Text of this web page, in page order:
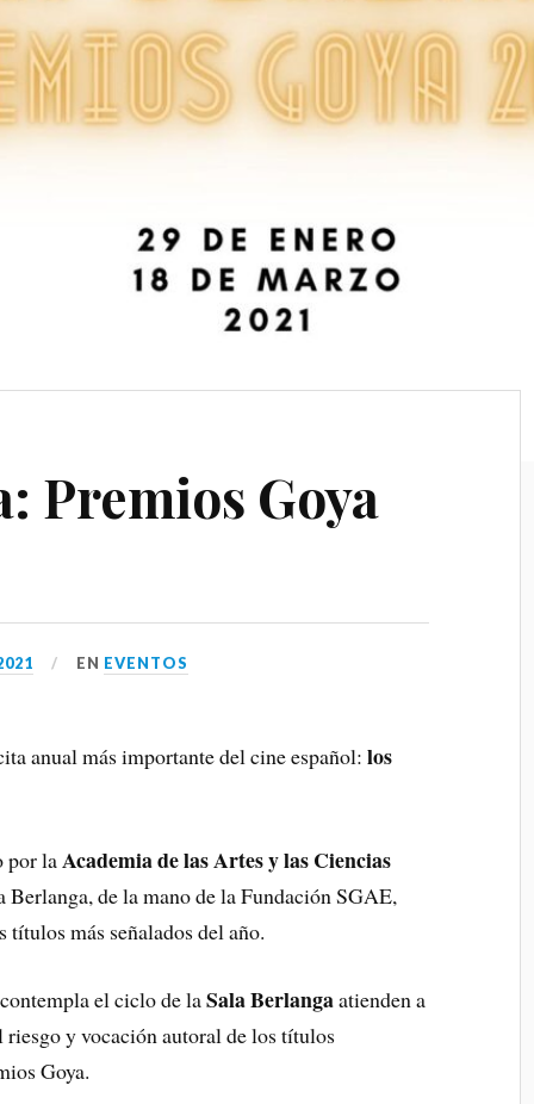
Premios Goya
EN EVENTOS
anual más importante del cine español:los
por laAcademia de las Artes y las Ciencias
Berlanga, de la mano de la Fundación SGAE,
títulos más señalados del año.
el ciclo de laSala Berlangaatienden a
y vocación autoral de los títulos
Goya.